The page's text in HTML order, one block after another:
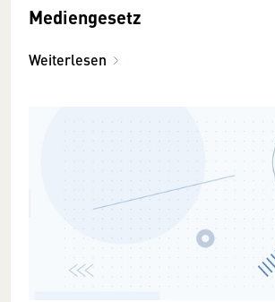
Mediengesetz
Weiterlesen